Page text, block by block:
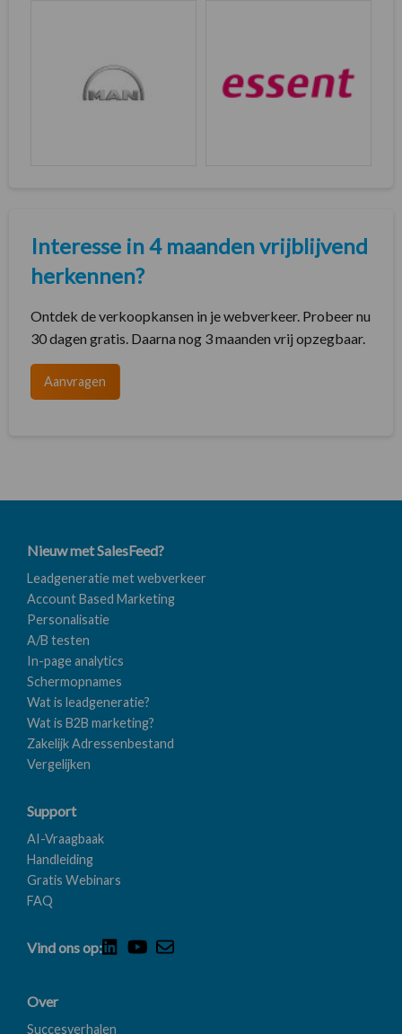
Interesse in 4 maanden vrijblijvend
herkennen?
Ontdek de verkoopkansen in je webverkeer. Probeer nu
30 dagen gratis. Daarna nog 3 maanden vrij opzegbaar.
Aanvragen
Nieuw met SalesFeed?
Leadgeneratie met webverkeer
Account Based Marketing
Personalisatie
A/B testen
In-page analytics
Schermopnames
Wat is leadgeneratie?
Wat is B2B marketing?
Zakelijk Adressenbestand
Vergelijken
Support
AI-Vraagbaak
Handleiding
Gratis Webinars
FAQ
Vind ons op:
Over
Succesverhalen